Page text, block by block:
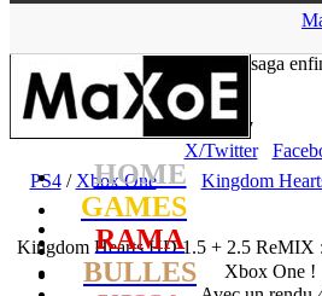
HOME
GAMES
RAMA
BULLES
ReMIX : La superbe saga
- 02.03.20, 19:07
X/Twitter
PS4/ Xbox One Kingdom
Kingdom Hearts HD 1.5 + 2.5 ReMIX
Xbox One !